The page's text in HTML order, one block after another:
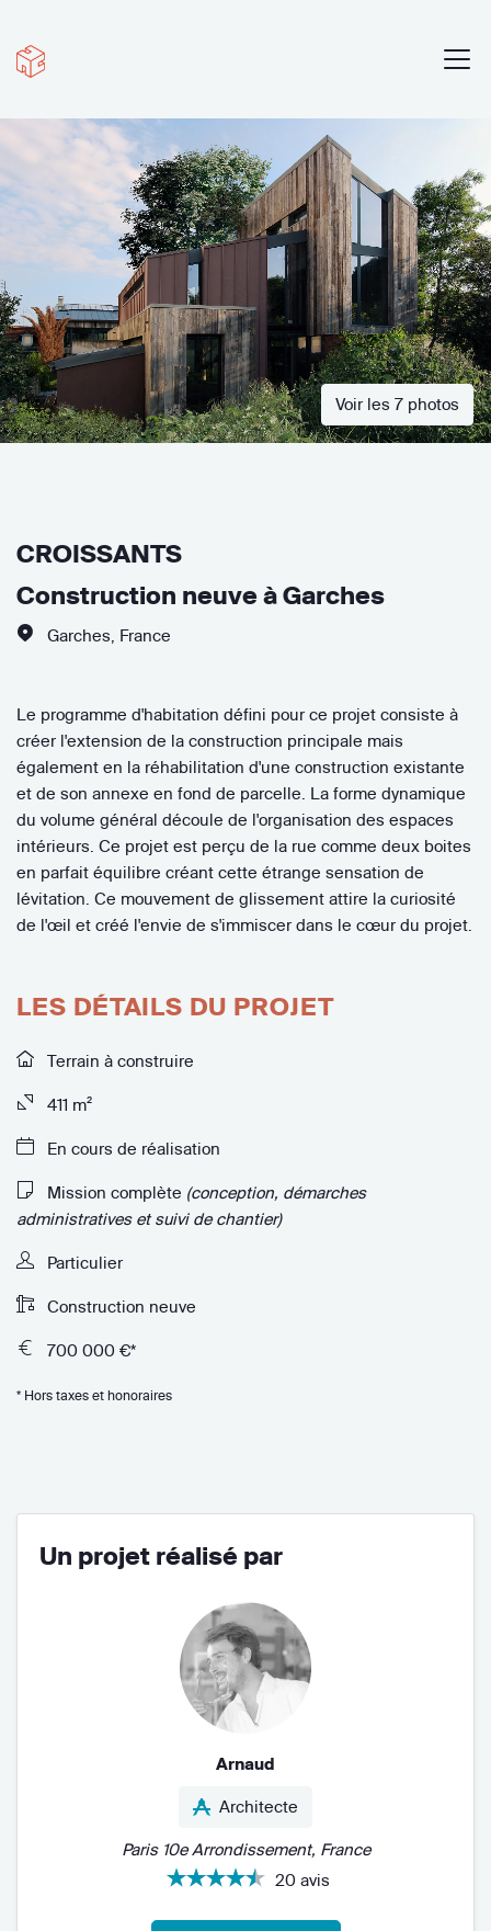
Voir les 7 photos
CROISSANTS
Construction neuve à Garches
Garches France
Le programme d'habitation défini pour ce projet consiste à
créer l'extension de la construction principale mais
également en la réhabilitation d'une construction existante
et de son annexe en fond de parcelle. La forme dynamique
du volume général découle de l'organisation des espaces
intérieurs. Ce projet est perçu de la rue comme deux boites
en parfait équilibre créant cette étrange sensation de
lévitation. Ce mouvement de glissement attire la curiosité
de l'œil et créé l'envie de s'immiscer dans le cœur du projet.
LES DÉTAILS DU PROJET
Terrain à construire
411 m²
En cours de réalisation
Mission complète (conception, démarches
administratives et suivi de chantier)
Particulier
Construction neuve
700 000 €*
* Hors taxes et honoraires
Un projet réalisé par
Arnaud
Architecte
Paris 10e Arrondissement, France
20 avis